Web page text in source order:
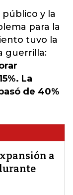
y la
para la
tuvo la
guerrilla:
La
de 40%
a